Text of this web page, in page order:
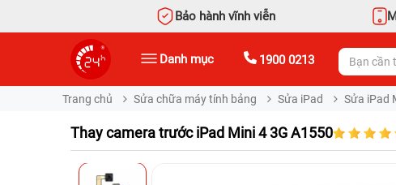
Bảo hành vĩnh viễn
Danh mục 1900 0213
Trang chủ Sửa chữa máy tính bảng Sửa iPad Sửa iPad
Thay camera trước iPad Mini 4 3G A1550